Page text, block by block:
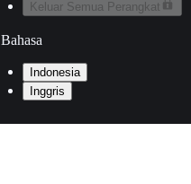
Keluar Semua Perangkat
Bahasa
Indonesia
Inggris